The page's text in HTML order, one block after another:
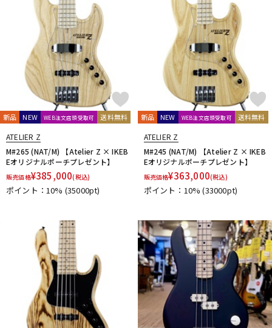
新品 NEW WEB注文店頭受取可 送料無料
ATELIER Z
M#265 (NAT/M) 【Atelier Z × IKEB
Eオリジナルポーチプレゼント】
販売価格¥385,000(税込)
ポイント：10% (35000pt)
新品 NEW WEB注文店頭受取可 送料無料
ATELIER Z
M#245 (NAT/M) 【Atelier Z × IKEB
Eオリジナルポーチプレゼント】
販売価格¥363,000(税込)
ポイント：10%(33000pt)